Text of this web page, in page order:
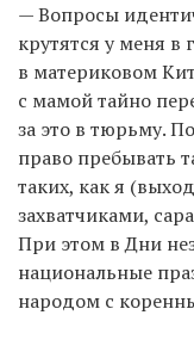
— Вопросы
крутятся у меня в
в материковом
с мамой тайно
за это в тюрьму.
право пребывать
таких, как я
захватчиками,
При этом в Дни
национальные
народом с